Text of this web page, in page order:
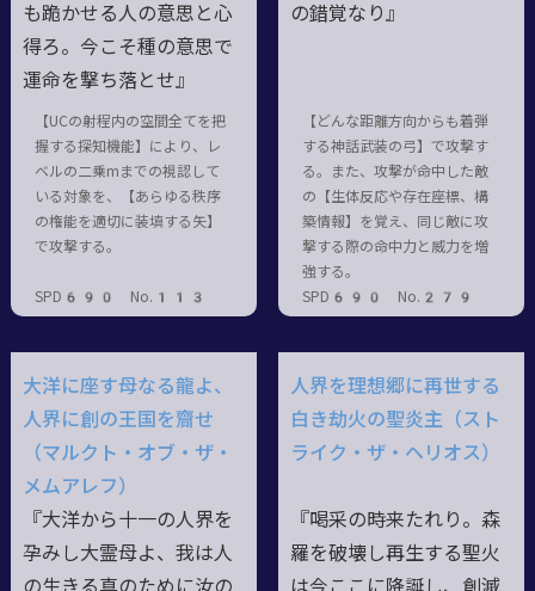
も跪かせる人の意思と心
得ろ。今こそ種の意思で
運命を撃ち落とせ』
【UCの射程内の空間全てを把
握する探知機能】により、レ
ベルの二乗mまでの視認して
いる対象を、【あらゆる秩序
の権能を適切に装填する矢】
で攻撃する。
SPD690 No.113
の錯覚なり』
【どんな距離方向からも着弾
する神話武装の弓】で攻撃す
る。また、攻撃が命中した敵
の【生体反応や存在座標、構
築情報】を覚え、同じ敵に攻
撃する際の命中力と威力を増
強する。
SPD690 No.279
大洋に座す母なる龍よ、
人界に創の王国を齎せ
（マルクト・オブ・ザ・
メムアレフ）
『大洋から十一の人界を
孕みし大霊母よ、我は人
人界を理想郷に再世する
白き劫火の聖炎主（スト
ライク・ザ・ヘリオス）
『喝采の時来たれり。森
羅を破壊し再生する聖火